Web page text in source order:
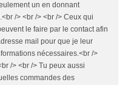
un en donnant
/> <br /> <br /> Ceux qui
le faire par le contact afin
mail pour que je leur
nécessaires.<br />
/> <br /> Tu peux aussi
commandes des